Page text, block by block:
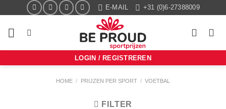
inhoud
E-MAIL +31 (0)6-27388009
LOGIN / REGISTREREN
HOME / PRIJZEN PER SPORT / VOETBAL
FILTER